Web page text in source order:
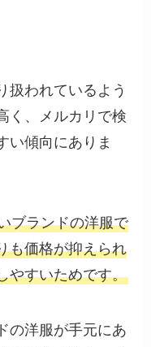
扱われているよう
く、メルカリで検
い傾向にありま
ブランドの洋服で
も価格が抑えられ
やすいためです。
の洋服が手元にあ